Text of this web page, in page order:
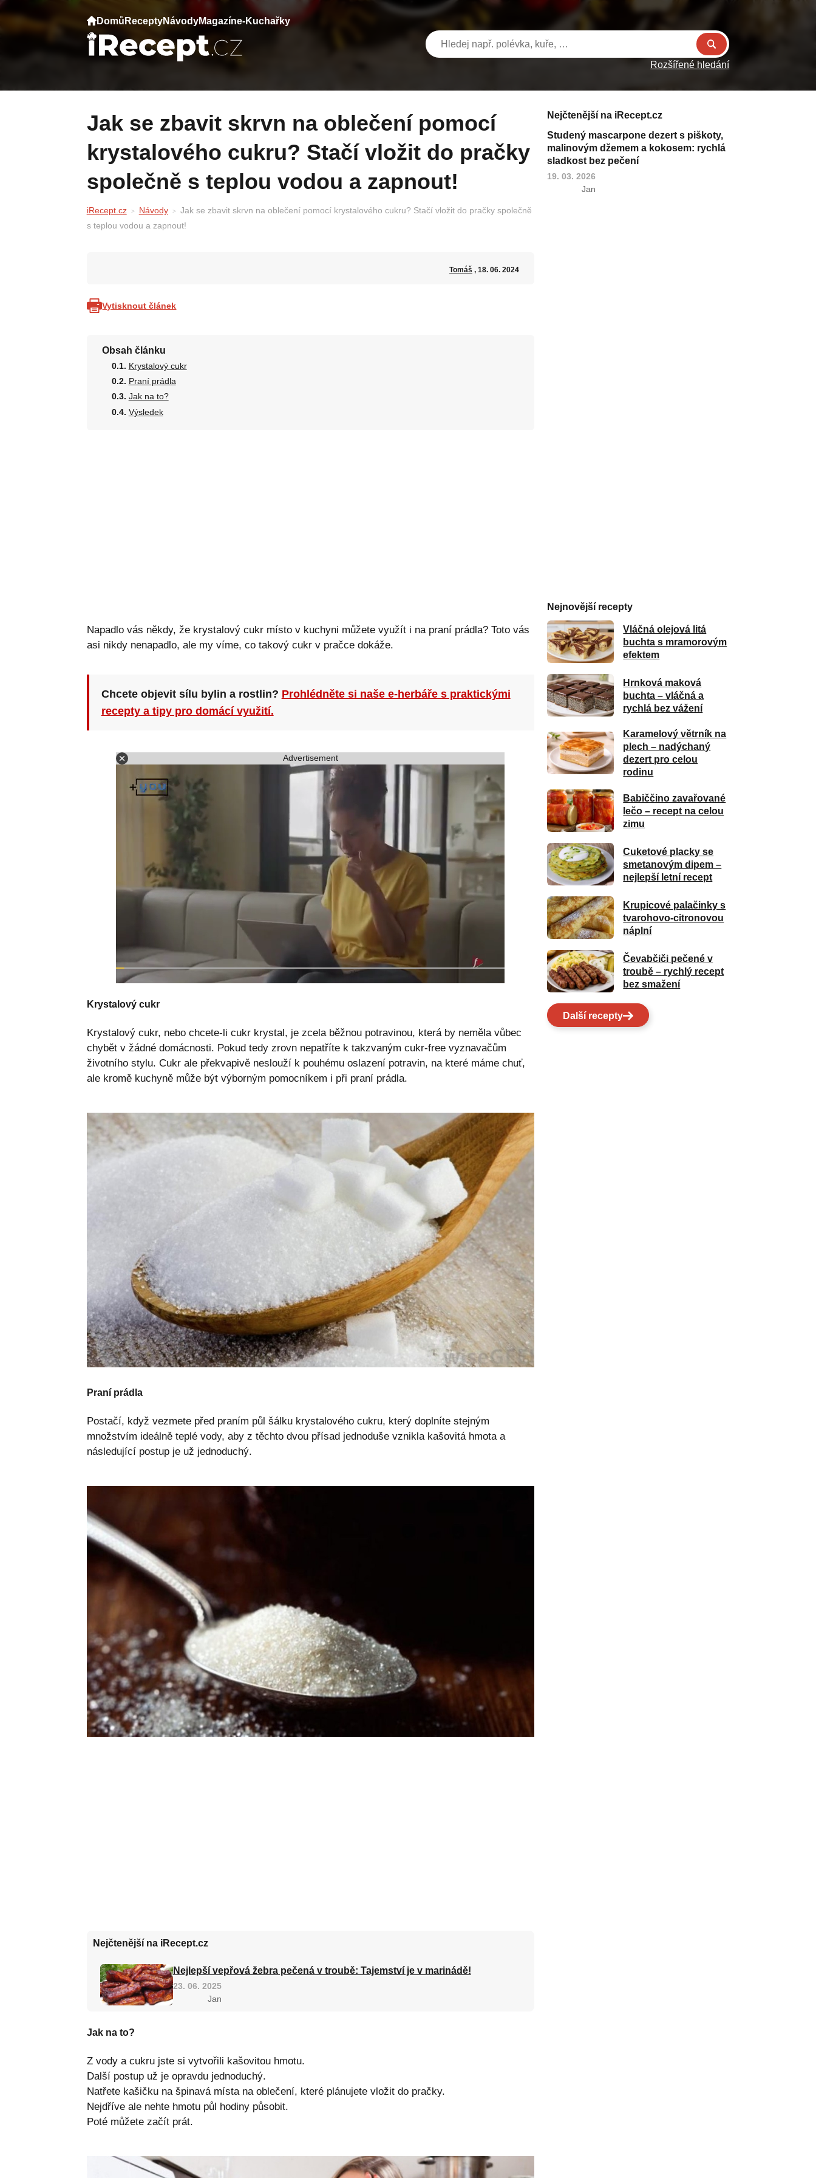
Domů ReceptyNávodyMagazíne-Kuchařky
Rozšířené hledání
Jak se zbavit skrvn na oblečení pomocí
krystalového cukru? Stačí vložit do pračky
společně s teplou vodou a zapnout!
iRecept.cz Návody
Jak se zbavit skrvn na oblečení pomocí krystalového cukru? Stačí vložit do pračky společně
s teplou vodou a zapnout!
Tomáš , 18. 06. 2024
Vytisknout článek
Obsah článku
Krystalový cukr
Praní prádla
Jak na to?
Výsledek
Napadlo vás někdy, že krystalový cukr místo v kuchyni můžete využít i na praní prádla? Toto vás
asi nikdy nenapadlo, ale my víme, co takový cukr v pračce dokáže.
Chcete objevit sílu bylin a rostlin? Prohlédněte si naše e-herbáře s praktickými
recepty a tipy pro domácí využití.
Advertisement
Krystalový cukr
Krystalový cukr, nebo chcete-li cukr krystal, je zcela běžnou potravinou, která by neměla vůbec
chybět v žádné domácnosti. Pokud tedy zrovn nepatříte k takzvaným cukr-free vyznavačům
životního stylu. Cukr ale překvapivě neslouží k pouhému oslazení potravin, na které máme chuť,
ale kromě kuchyně může být výborným pomocníkem i při praní prádla.
Praní prádla
Postačí, když vezmete před praním půl šálku krystalového cukru, který doplníte stejným
množstvím ideálně teplé vody, aby z těchto dvou přísad jednoduše vznikla kašovitá hmota a
následující postup je už jednoduchý.
Nejčtenější na iRecept.cz
Nejlepší vepřová žebra pečená v troubě: Tajemství je v marinádě!
23. 06. 2025
Jan
Jak na to?
Z vody a cukru jste si vytvořili kašovitou hmotu.
Další postup už je opravdu jednoduchý.
Natřete kašičku na špinavá místa na oblečení, které plánujete vložit do pračky.
Nejdříve ale nehte hmotu půl hodiny působit.
Poté můžete začít prát.
Nejčtenější na iRecept.cz
Studený mascarpone dezert s piškoty,
malinovým džemem a kokosem: rychlá
sladkost bez pečení
19. 03. 2026
Jan
Nejnovější recepty
Vláčná olejová litá
buchta s mramorovým
efektem
Hrnková maková
buchta – vláčná a
rychlá bez vážení
Karamelový větrník na
plech – nadýchaný
dezert pro celou
rodinu
Babiččino zavařované
lečo – recept na celou
zimu
Cuketové placky se
smetanovým dipem –
nejlepší letní recept
Krupicové palačinky s
tvarohovo-citronovou
náplní
Čevabčiči pečené v
troubě – rychlý recept
bez smažení
Další recepty